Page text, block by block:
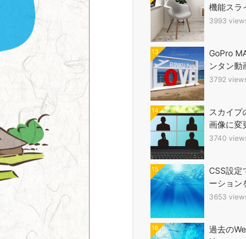
機能スラ
3993
13
GoPro
ンタン動
3792
14
スカイプ
画像に変
3740
15
CSS設定
ーション
3653
16
過去の